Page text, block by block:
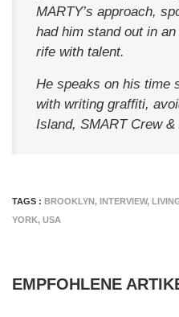
MARTY’s approach,
had him stand out in
rife with talent.
He speaks on his time
with writing graffiti,
Island, SMART Crew &
TAGS : BROOKLYN, INTERVIEW,
YORK, USA
EMPFOHLENE